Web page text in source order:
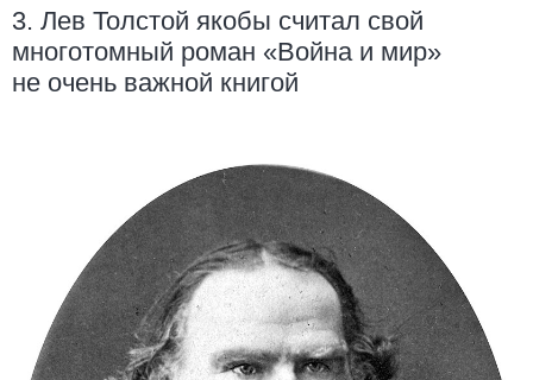
3. Лев Толстой якобы считал свой
многотомный роман «Война и мир»
не очень важной книгой